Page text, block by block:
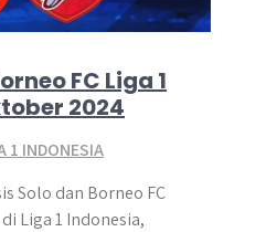
FC Liga 1
2024
1 INDONESIA
Solo dan Borneo FC
Liga 1 Indonesia,